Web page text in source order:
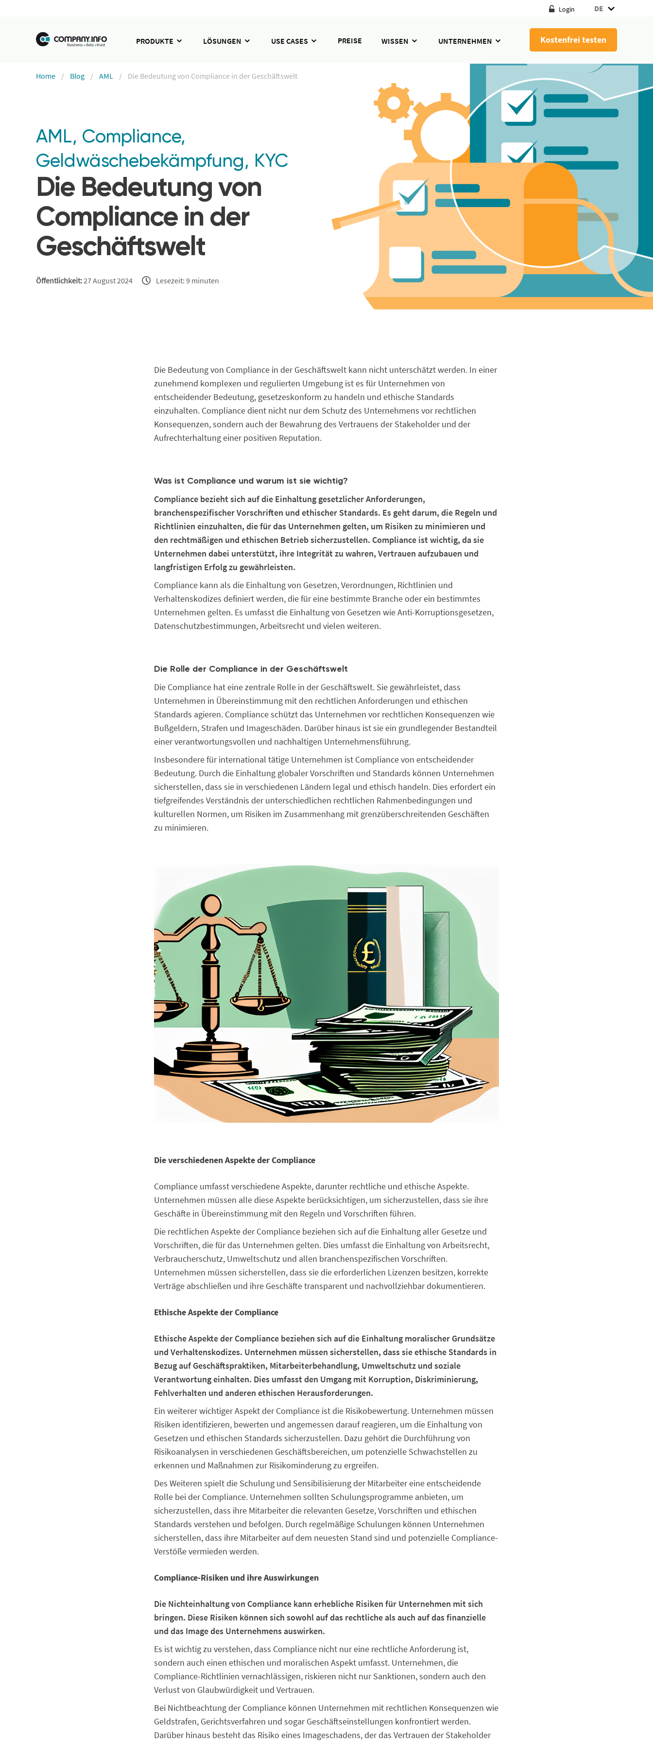
Login DE
PRODUKTE LÖSUNGEN USE CASES PREISE WISSEN UNTERNEHMEN Kostenfrei testen
Home Blog AML Die Bedeutung von Compliance in der Geschäftswelt
AML, Compliance,
Geldwäschebekämpfung, KYC
Die Bedeutung von
Compliance in der
Geschäftswelt
Öffentlichkeit:27 August 2024 Lesezeit: 9 minuten
Die Bedeutung von Compliance in der Geschäftswelt kann nicht unterschätzt werden. In einer
zunehmend komplexen und regulierten Umgebung ist es für Unternehmen von
entscheidender Bedeutung, gesetzeskonform zu handeln und ethische Standards
einzuhalten. Compliance dient nicht nur dem Schutz des Unternehmens vor rechtlichen
Konsequenzen, sondern auch der Bewahrung des Vertrauens der Stakeholder und der
Aufrechterhaltung einer positiven Reputation.
Was ist Compliance und warum ist sie wichtig?
Compliance bezieht sich auf die Einhaltung gesetzlicher Anforderungen,
branchenspezifischer Vorschriften und ethischer Standards. Es geht darum, die Regeln und
Richtlinien einzuhalten, die für das Unternehmen gelten, um Risiken zu minimieren und
den rechtmäßigen und ethischen Betrieb sicherzustellen. Compliance ist wichtig, da sie
Unternehmen dabei unterstützt, ihre Integrität zu wahren, Vertrauen aufzubauen und
langfristigen Erfolg zu gewährleisten.
Compliance kann als die Einhaltung von Gesetzen, Verordnungen, Richtlinien und
Verhaltenskodizes definiert werden, die für eine bestimmte Branche oder ein bestimmtes
Unternehmen gelten. Es umfasst die Einhaltung von Gesetzen wie Anti-Korruptionsgesetzen,
Datenschutzbestimmungen, Arbeitsrecht und vielen weiteren.
Die Rolle der Compliance in der Geschäftswelt
Die Compliance hat eine zentrale Rolle in der Geschäftswelt. Sie gewährleistet, dass
Unternehmen in Übereinstimmung mit den rechtlichen Anforderungen und ethischen
Standards agieren. Compliance schützt das Unternehmen vor rechtlichen Konsequenzen wie
Bußgeldern, Strafen und Imageschäden. Darüber hinaus ist sie ein grundlegender Bestandteil
einer verantwortungsvollen und nachhaltigen Unternehmensführung.
Insbesondere für international tätige Unternehmen ist Compliance von entscheidender
Bedeutung. Durch die Einhaltung globaler Vorschriften und Standards können Unternehmen
sicherstellen, dass sie in verschiedenen Ländern legal und ethisch handeln. Dies erfordert ein
tiefgreifendes Verständnis der unterschiedlichen rechtlichen Rahmenbedingungen und
kulturellen Normen, um Risiken im Zusammenhang mit grenzüberschreitenden Geschäften
zu minimieren.
Die verschiedenen Aspekte der Compliance
Compliance umfasst verschiedene Aspekte, darunter rechtliche und ethische Aspekte.
Unternehmen müssen alle diese Aspekte berücksichtigen, um sicherzustellen, dass sie ihre
Geschäfte in Übereinstimmung mit den Regeln und Vorschriften führen.
Die rechtlichen Aspekte der Compliance beziehen sich auf die Einhaltung aller Gesetze und
Vorschriften, die für das Unternehmen gelten. Dies umfasst die Einhaltung von Arbeitsrecht,
Verbraucherschutz, Umweltschutz und allen branchenspezifischen Vorschriften.
Unternehmen müssen sicherstellen, dass sie die erforderlichen Lizenzen besitzen, korrekte
Verträge abschließen und ihre Geschäfte transparent und nachvollziehbar dokumentieren.
Ethische Aspekte der Compliance
Ethische Aspekte der Compliance beziehen sich auf die Einhaltung moralischer Grundsätze
und Verhaltenskodizes. Unternehmen müssen sicherstellen, dass sie ethische Standards in
Bezug auf Geschäftspraktiken, Mitarbeiterbehandlung, Umweltschutz und soziale
Verantwortung einhalten. Dies umfasst den Umgang mit Korruption, Diskriminierung,
Fehlverhalten und anderen ethischen Herausforderungen.
Ein weiterer wichtiger Aspekt der Compliance ist die Risikobewertung. Unternehmen müssen
Risiken identifizieren, bewerten und angemessen darauf reagieren, um die Einhaltung von
Gesetzen und ethischen Standards sicherzustellen. Dazu gehört die Durchführung von
Risikoanalysen in verschiedenen Geschäftsbereichen, um potenzielle Schwachstellen zu
erkennen und Maßnahmen zur Risikominderung zu ergreifen.
Des Weiteren spielt die Schulung und Sensibilisierung der Mitarbeiter eine entscheidende
Rolle bei der Compliance. Unternehmen sollten Schulungsprogramme anbieten, um
sicherzustellen, dass ihre Mitarbeiter die relevanten Gesetze, Vorschriften und ethischen
Standards verstehen und befolgen. Durch regelmäßige Schulungen können Unternehmen
sicherstellen, dass ihre Mitarbeiter auf dem neuesten Stand sind und potenzielle Compliance-
Verstöße vermieden werden.
Compliance-Risiken und ihre Auswirkungen
Die Nichteinhaltung von Compliance kann erhebliche Risiken für Unternehmen mit sich
bringen. Diese Risiken können sich sowohl auf das rechtliche als auch auf das finanzielle
und das Image des Unternehmens auswirken.
Es ist wichtig zu verstehen, dass Compliance nicht nur eine rechtliche Anforderung ist,
sondern auch einen ethischen und moralischen Aspekt umfasst. Unternehmen, die
Compliance-Richtlinien vernachlässigen, riskieren nicht nur Sanktionen, sondern auch den
Verlust von Glaubwürdigkeit und Vertrauen.
Bei Nichtbeachtung der Compliance können Unternehmen mit rechtlichen Konsequenzen wie
Geldstrafen, Gerichtsverfahren und sogar Geschäftseinstellungen konfrontiert werden.
Darüber hinaus besteht das Risiko eines Imageschadens, der das Vertrauen der Stakeholder